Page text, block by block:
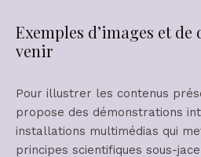
Exemples d’images et
venir
Pour illustrer les contenus
propose des démonstrations
installations multimédias qui
principes scientifiques sous-